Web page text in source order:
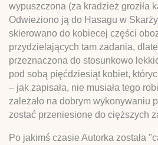
wypuszczona (za kradzież groziła
Odwieziono ją do Hasagu w
skierowano do kobiecej części
przydzielających tam zadania,
przeznaczona do stosunkowo
pod sobą pięćdziesiąt kobiet,
– jak zapisała, nie musiała tego
zależało na dobrym wykonywaniu
zostać przeniesione do cięższych
Po jakimś czasie Autorka została